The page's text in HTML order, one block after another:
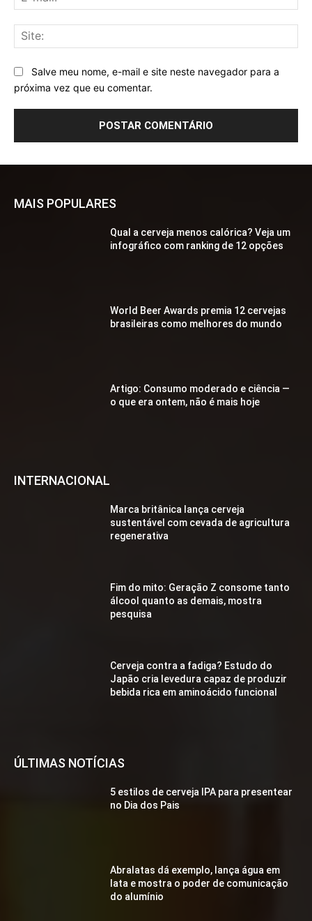
Salve meu nome, e-mail e site neste navegador para a
próxima vez que eu comentar.
MAIS POPULARES
Qual a cerveja menos calórica? Veja um
infográfico com ranking de 12 opções
World Beer Awards premia 12 cervejas
brasileiras como melhores do mundo
Artigo: Consumo moderado e ciência —
o que era ontem, não é mais hoje
INTERNACIONAL
Marca britânica lança cerveja
sustentável com cevada de agricultura
regenerativa
Fim do mito: Geração Z consome tanto
álcool quanto as demais, mostra
pesquisa
Cerveja contra a fadiga? Estudo do
Japão cria levedura capaz de produzir
bebida rica em aminoácido funcional
ÚLTIMAS NOTÍCIAS
5 estilos de cerveja IPA para presentear
no Dia dos Pais
Abralatas dá exemplo, lança água em
lata e mostra o poder de comunicação
do alumínio